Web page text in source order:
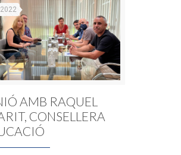
AMB RAQUEL
CONSELLERA